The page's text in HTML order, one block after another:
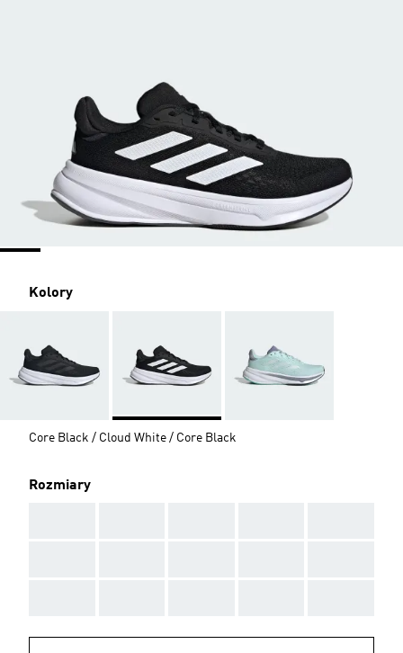
Kolory
Core Black / Cloud White / Core Black
Rozmiary